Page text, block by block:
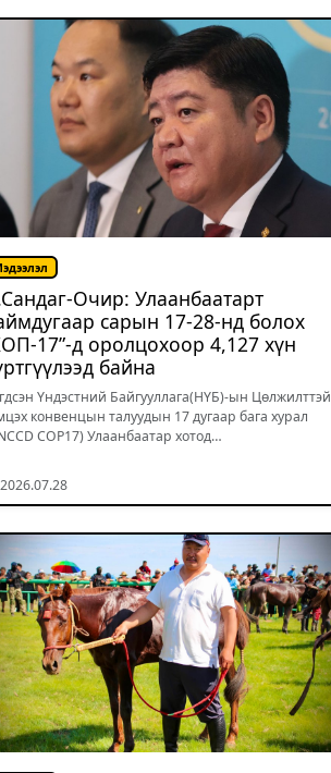
Очир: Улаанбаатарт
сарын 17-28-нд болох
17”-д оролцохоор 4,127 хүн
байна
Үндэстний Байгууллага(НҮБ)-ын Цөлжилттэй
конвенцын талуудын 17 дугаар бага хурал
COP17) Улаанбаатар хотод…
2026.07.28